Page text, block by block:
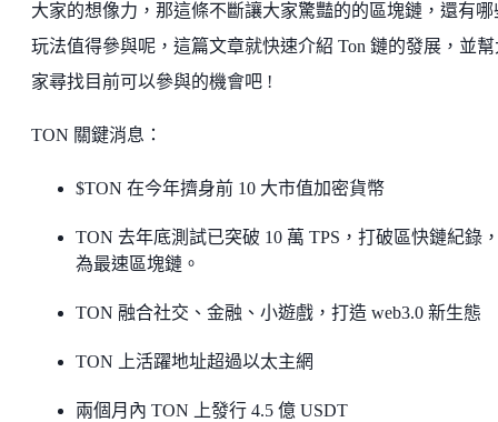
大家的想像力，那這條不斷讓大家驚豔的的區塊鏈，還有哪
玩法值得參與呢，這篇文章就快速介紹 Ton 鏈的發展，並幫
家尋找目前可以參與的機會吧 !
TON 關鍵消息：
$TON 在今年擠身前 10 大市值加密貨幣
TON 去年底測試已突破 10 萬 TPS，打破區快鏈紀錄
為最速區塊鏈。
TON 融合社交、金融、小遊戲，打造 web3.0 新生態
TON 上活躍地址超過以太主網
兩個月內 TON 上發行 4.5 億 USDT